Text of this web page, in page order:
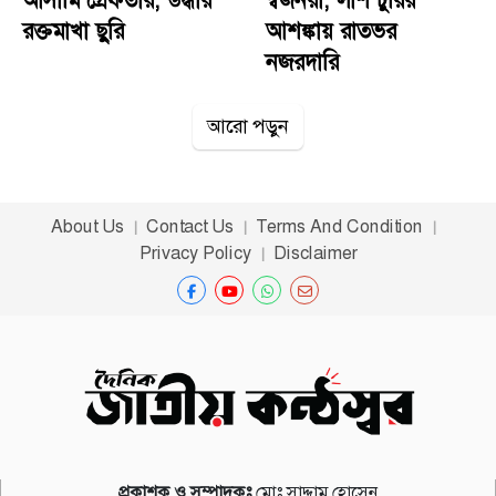
দৃষ্টান্তমূলক শাস্তি দিতে হবে।​(এএসআই অসীমের অর্থ লেনদেনের
রসিদ, শাকিল-শিরিন চক্রের নেপথ্যের মদদদাতা এবং সাততলা
ফাঁড়ির আরও অজানা তথ্য নিয়ে চোখ রাখুন আগামী পর্বে...)
রক্তমাখা ছুরি
আশঙ্কায় রাতভর
নজরদারি
আরো পড়ুন
About Us Contact Us
Terms And Condition
Privacy Policy
Disclaimer